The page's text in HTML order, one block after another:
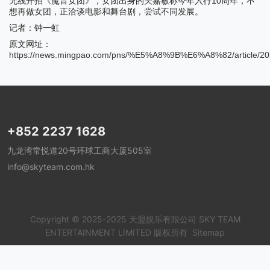
想再做女团，正洽谈电影和舞台剧，尝试不同发展。
记者：钟一虹
原文网址 ：
https://news.mingpao.com/pns/%E5%A8%9B%E6%A8%82/article/
+852 2237 1628
九龙湾常悦道20号环球工商大厦505室
info@skyteam.com.hk
Copyright © 2025-2025 天盟娱乐有限公司 SKY TEAM
ENTERTAINMENT LIMITED 版权所有 Sitemap